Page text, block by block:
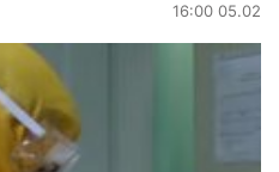
16:00 05.02